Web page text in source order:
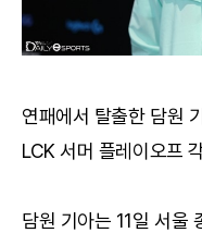
연패에서 탈출한 담원
LCK 서머 플레이오프
담원 기아는 11일 서울